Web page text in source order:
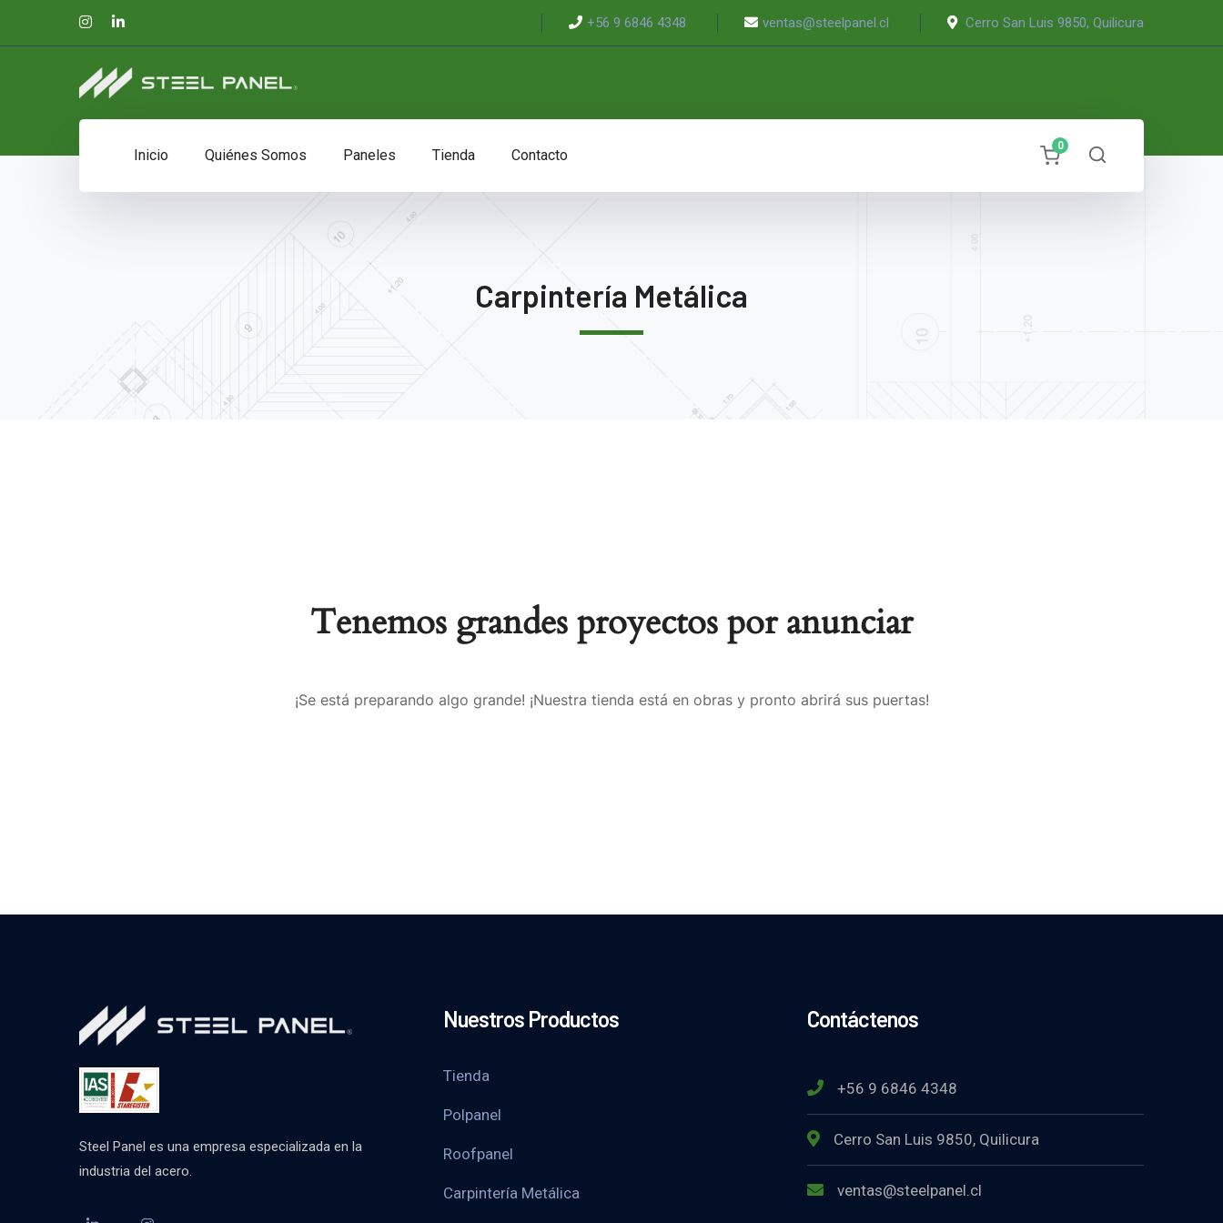
Instagram
Profile
LinkedIn
Profile
+56 9 6846 4348 ventas@steelpanel.cl Cerro San Luis 9850, Quilicura
Inicio Quiénes Somos Paneles Tienda Contacto
0
Carpintería Metálica
Tenemos grandes proyectos por anunciar
¡Se está preparando algo grande! ¡Nuestra tienda está en obras y pronto abrirá sus puertas!
Steel Panel es una empresa especializada en la
industria del acero.
Nuestros Productos
Tienda
Polpanel
Roofpanel
Carpintería Metálica
Contáctenos
+56 9 6846 4348
Cerro San Luis 9850, Quilicura
ventas@steelpanel.cl